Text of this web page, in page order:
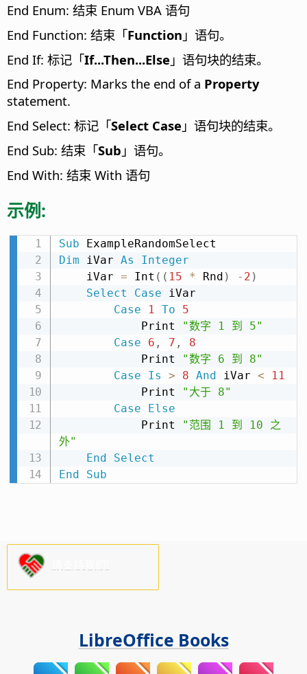
End Enum: 结束 Enum VBA 语句
End Function: 结束「Function 」语句。
End If: 标记「If...Then...Else 」语句块的结束。
End Property: Marks the end of a Property
statement.
End Select: 标记「Select Case 」语句块的结束。
End Sub: 结束「Sub 」语句。
End With: 结束 With 语句
示例:
Sub
Dim iVar As
Integer
    iVar
= Int ( ( 15 * Rnd ) - 2 )
Select
Case iVar
Case
1 To
5
            Print
"数字 1 到 5"
Case
6 , 7 ,
8
            Print
"数字 6 到 8"
Case
Is > 8 And iVar <
11
            Print
"大于 8"
Case
Else
            Print
"范围 1 到 10 之
外"
End
Select
End
Sub
LibreOffice Books